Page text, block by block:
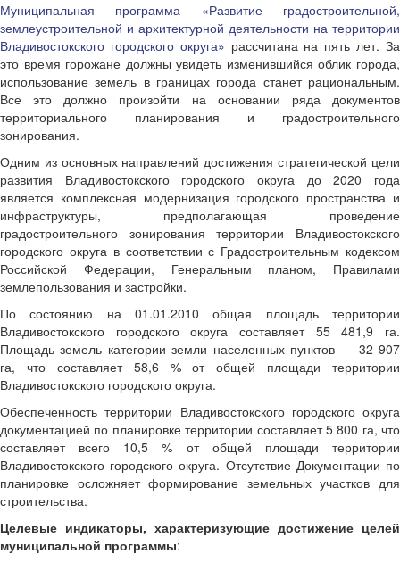
Муниципальная программа «Развитие градостроительной,
землеустроительной и архитектурной деятельности на территории
Владивостокского городского округа» рассчитана на пять лет. За
это время горожане должны увидеть изменившийся облик города,
использование земель в границах города станет рациональным.
Все это должно произойти на основании ряда документов
территориального планирования и градостроительного
зонирования.
Одним из основных направлений достижения стратегической цели
развития Владивостокского городского округа до 2020 года
является комплексная модернизация городского пространства и
инфраструктуры, предполагающая проведение
градостроительного зонирования территории Владивостокского
городского округа в соответствии с Градостроительным кодексом
Российской Федерации, Генеральным планом, Правилами
землепользования и застройки.
По состоянию на 01.01.2010 общая площадь территории
Владивостокского городского округа составляет 55 481,9 га.
Площадь земель категории земли населенных пунктов — 32 907
га, что составляет 58,6 % от общей площади территории
Владивостокского городского округа.
Обеспеченность территории Владивостокского городского округа
документацией по планировке территории составляет 5 800 га, что
составляет всего 10,5 % от общей площади территории
Владивостокского городского округа. Отсутствие Документации по
планировке осложняет формирование земельных участков для
строительства.
Целевые индикаторы, характеризующие достижение целей
муниципальной программы: